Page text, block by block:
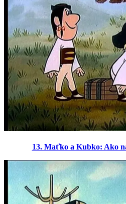
13. Maťko a Kubko: Ako